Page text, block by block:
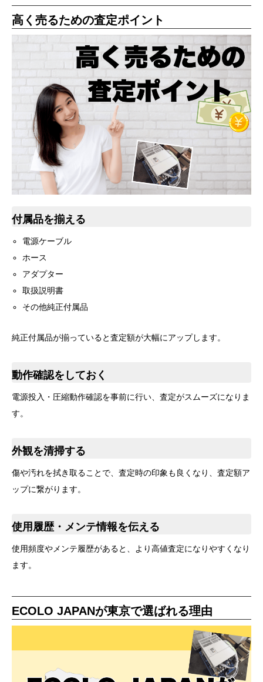
高く売るための査定ポイント
付属品を揃える
電源ケーブル
ホース
アダプター
取扱説明書
その他純正付属品
純正付属品が揃っていると査定額が大幅にアップします。
動作確認をしておく
電源投入・圧縮動作確認を事前に行い、査定がスムーズになりま
す。
外観を清掃する
傷や汚れを拭き取ることで、査定時の印象も良くなり、査定額ア
ップに繋がります。
使用履歴・メンテ情報を伝える
使用頻度やメンテ履歴があると、より高値査定になりやすくなり
ます。
ECOLO JAPANが東京で選ばれる理由